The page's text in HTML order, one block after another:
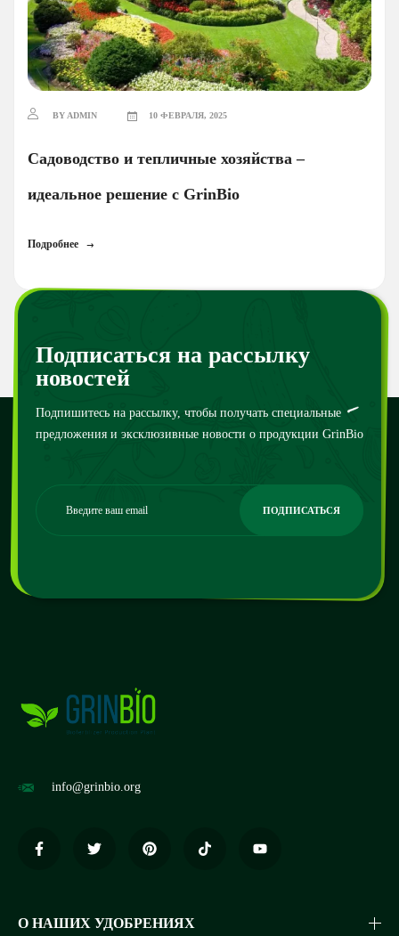
BY ADMIN 10 ФЕВРАЛЯ, 2025
Садоводство и тепличные хозяйства –
идеальное решение с GrinBio
Подробнее
Подписаться на рассылку
новостей
Подпишитесь на рассылку, чтобы получать специальные
предложения и эксклюзивные новости о продукции GrinBio
info@grinbio.org
О НАШИХ УДОБРЕНИЯХ